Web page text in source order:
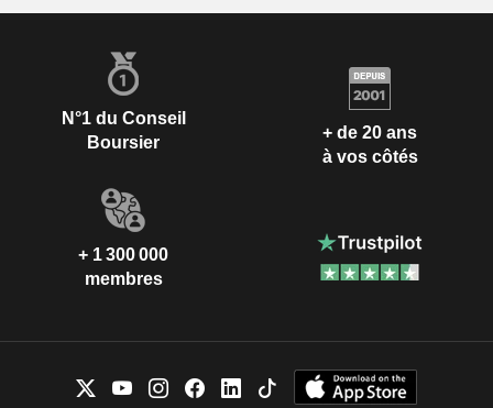
N°1 du Conseil
Boursier
+ de 20 ans
à vos côtés
+ 1 300 000
membres